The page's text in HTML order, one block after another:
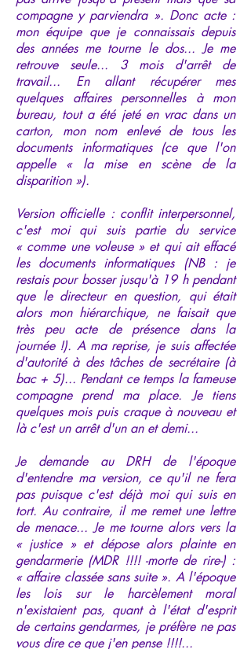
compagne y parviendra ». Donc acte :
mon équipe que je connaissais depuis
des années me tourne le dos... Je me
retrouve seule... 3 mois d'arrêt de
travail... En allant récupérer mes
quelques affaires personnelles à mon
bureau, tout a été jeté en vrac dans un
carton, mon nom enlevé de tous les
documents informatiques (ce que l'on
appelle « la mise en scène de la
disparition »).
Version officielle : conflit interpersonnel,
c'est moi qui suis partie du service
« comme une voleuse » et qui ait effacé
les documents informatiques (NB : je
restais pour bosser jusqu'à 19 h pendant
que le directeur en question, qui était
alors mon hiérarchique, ne faisait que
très peu acte de présence dans la
journée !). A ma reprise, je suis affectée
d'autorité à des tâches de secrétaire (à
bac + 5)... Pendant ce temps la fameuse
compagne prend ma place. Je tiens
quelques mois puis craque à nouveau et
là c'est un arrêt d'un an et demi...
Je demande au DRH de l'époque
d'entendre ma version, ce qu'il ne fera
pas puisque c'est déjà moi qui suis en
tort. Au contraire, il me remet une lettre
de menace... Je me tourne alors vers la
« justice » et dépose alors plainte en
gendarmerie (MDR !!!! -morte de rire-) :
« affaire classée sans suite ». A l'époque
les lois sur le harcèlement moral
n'existaient pas, quant à l'état d'esprit
de certains gendarmes, je préfère ne pas
vous dire ce que j'en pense !!!!...